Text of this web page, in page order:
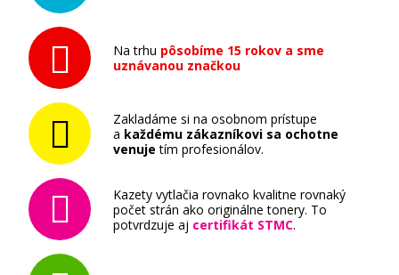
Na trhu pôsobíme 15 rokov a sme
uznávanou značkou
Zakladáme si na osobnom prístupe
a každému zákazníkovi sa ochotne
venuje tím profesionálov.
Kazety vytlačia rovnako kvalitne rovnaký
počet strán ako originálne tonery. To
potvrdzuje aj certifikát STMC.